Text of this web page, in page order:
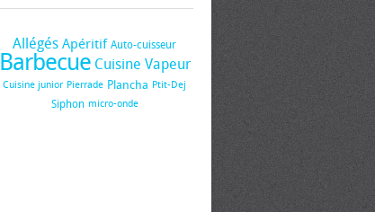
Allégés Apéritif Auto-cuisseur
Barbecue Cuisine Vapeur
Cuisine junior Pierrade Plancha Ptit-Dej
Siphon micro-onde